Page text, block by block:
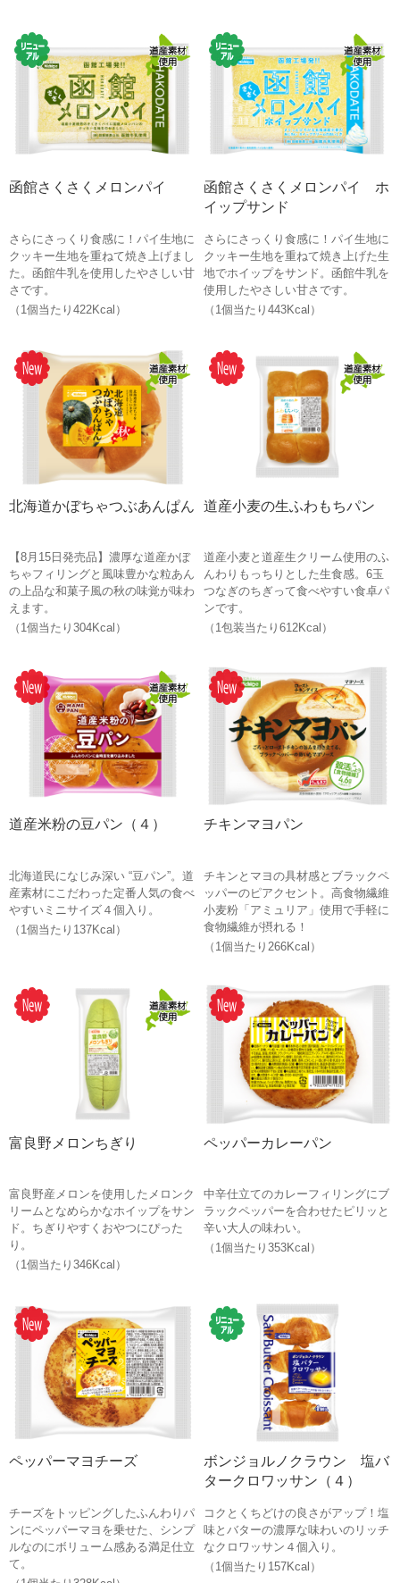
函館さくさくメロンパイ
さらにさっくり食感に！パイ生地に
クッキー生地を重ねて焼き上げまし
た。函館牛乳を使用したやさしい甘
さです。
（1個当たり422Kcal）
函館さくさくメロンパイ ホ
イップサンド
さらにさっくり食感に！パイ生地に
クッキー生地を重ねて焼き上げた生
地でホイップをサンド。函館牛乳を
使用したやさしい甘さです。
（1個当たり443Kcal）
北海道かぼちゃつぶあんぱん
【8月15日発売品】濃厚な道産かぼ
ちゃフィリングと風味豊かな粒あん
の上品な和菓子風の秋の味覚が味わ
えます。
（1個当たり304Kcal）
道産小麦の生ふわもちパン
道産小麦と道産生クリーム使用のふ
んわりもっちりとした生食感。6玉
つなぎのちぎって食べやすい食卓パ
ンです。
（1包装当たり612Kcal）
道産米粉の豆パン（４）
北海道民になじみ深い “豆パン”。道
産素材にこだわった定番人気の食べ
やすいミニサイズ４個入り。
（1個当たり137Kcal）
チキンマヨパン
チキンとマヨの具材感とブラックペ
ッパーのピアクセント。高食物繊維
小麦粉「アミュリア」使用で手軽に
食物繊維が摂れる！
（1個当たり266Kcal）
富良野メロンちぎり
富良野産メロンを使用したメロンク
リームとなめらかなホイップをサン
ド。ちぎりやすくおやつにぴった
り。
（1個当たり346Kcal）
ペッパーカレーパン
中辛仕立てのカレーフィリングにブ
ラックペッパーを合わせたピリッと
辛い大人の味わい。
（1個当たり353Kcal）
ペッパーマヨチーズ
チーズをトッピングしたふんわりパ
ンにペッパーマヨを乗せた、シンプ
ルなのにボリューム感ある満足仕立
て。
ボンジョルノクラウン 塩バ
タークロワッサン（４）
コクとくちどけの良さがアップ！塩
味とバターの濃厚な味わいのリッチ
なクロワッサン４個入り。
（1個当たり157Kcal）